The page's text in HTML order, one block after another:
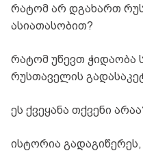
რატომ არ დგახართ
ასიათასობით?
რატომ უწევთ ჭიდაობა
რუსთაველის
ეს ქვეყანა თქვენი
ისტორია